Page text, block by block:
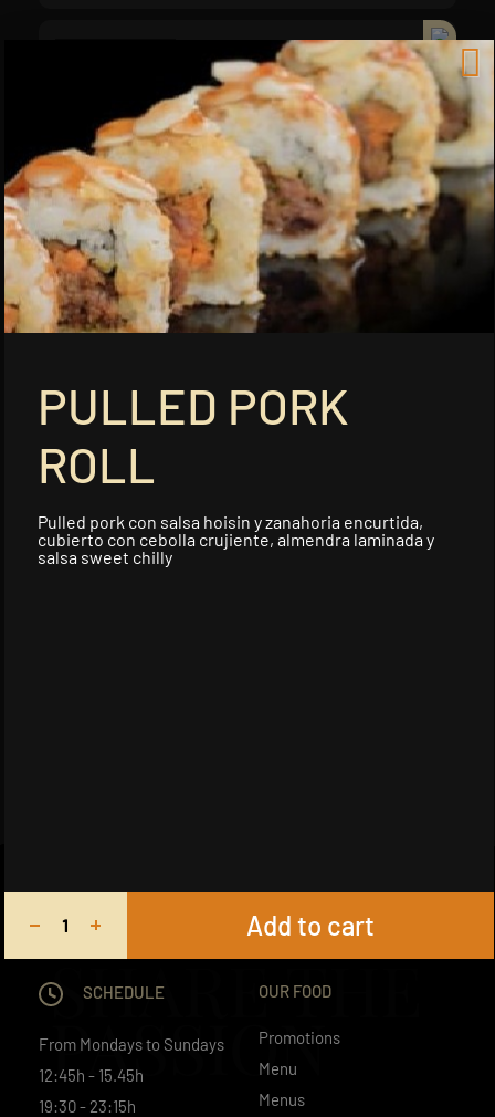
Salmon Chicken Roll
Finger de pollo rebozado y queso
crema con topp...
Add
Anguila Teriyaki Roll
Langostino tempurizado y aguacate
cubierto de l...
Roll X
Futomaki tempurizado con
SHARE THE
PASSION
SCHEDULE
From Mondays to Sundays
12:45h - 15.45h
19:30 - 23:15h
OUR FOOD
Promotions
Menu
Menus
PULLED PORK
ROLL
Pulled pork con salsa hoisin y zanahoria encurtida,
cubierto con cebolla crujiente, almendra laminada y
salsa sweet chilly
Add to cart